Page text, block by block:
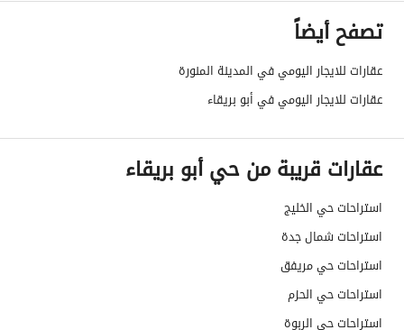
تصفح أيضاً
عقارات للايجار اليومي في المدينة المنورة
عقارات للايجار اليومي في أبو بريقاء
عقارات قريبة من حي أبو بريقاء
استراحات حي الخليج
استراحات شمال جدة
استراحات حي مريفق
استراحات حي الحزم
استراحات حي الربوة